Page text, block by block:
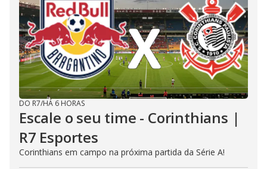
DO R7/HÁ 6 HORAS
Escale o seu time - Corinthians |
R7 Esportes
Corinthians em campo na próxima partida da Série A!